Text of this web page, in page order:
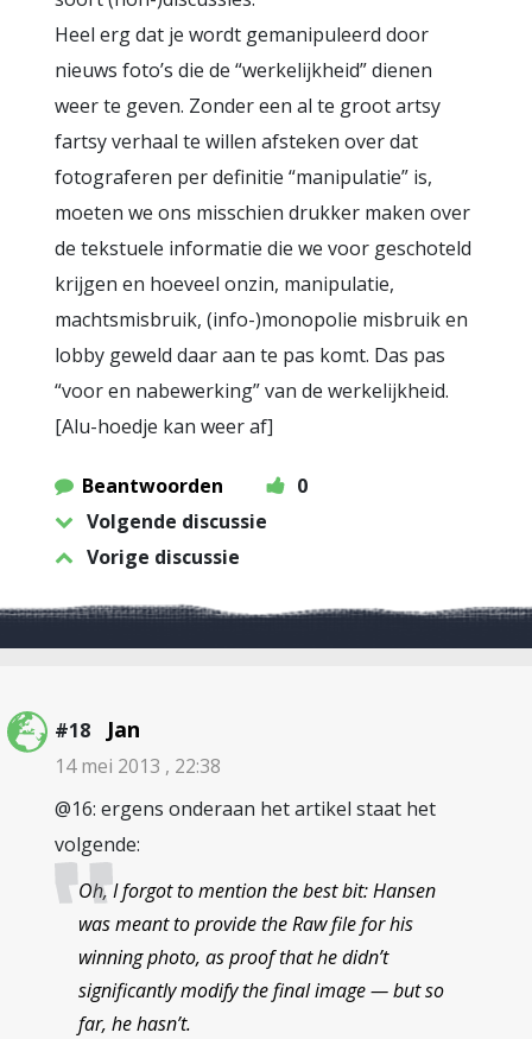
Heel erg dat je wordt gemanipuleerd door
nieuws foto’s die de “werkelijkheid” dienen
weer te geven. Zonder een al te groot artsy
fartsy verhaal te willen afsteken over dat
fotograferen per definitie “manipulatie” is,
moeten we ons misschien drukker maken over
de tekstuele informatie die we voor geschoteld
krijgen en hoeveel onzin, manipulatie,
machtsmisbruik, (info-)monopolie misbruik en
lobby geweld daar aan te pas komt. Das pas
“voor en nabewerking” van de werkelijkheid.
[Alu-hoedje kan weer af]
Beantwoorden
0
Volgende discussie
Vorige discussie
#18 Jan
14 mei 2013 , 22:38
@16: ergens onderaan het artikel staat het
volgende:
Oh, I forgot to mention the best bit: Hansen
was meant to provide the Raw file for his
winning photo, as proof that he didn’t
significantly modify the final image — but so
far, he hasn’t.